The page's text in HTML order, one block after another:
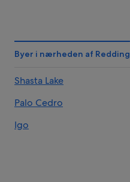
Byer i nærheden af Redding
Shasta Lake
Palo Cedro
Igo